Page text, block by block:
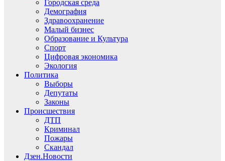
Городская среда
Демография
Здравоохранение
Малый бизнес
Образование и Культура
Спорт
Цифровая экономика
Экология
Политика
Выборы
Депутаты
Законы
Происшествия
ДТП
Криминал
Пожары
Скандал
Дзен.Новости